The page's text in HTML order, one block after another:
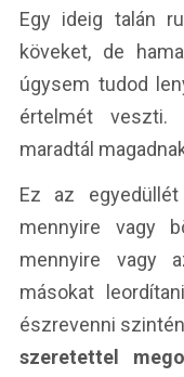
Egy ideig talán
köveket, de
úgysem tudod
értelmét
maradtál
Ez az
mennyire vagy
mennyire vagy
másokat
észrevenni
szeretettel